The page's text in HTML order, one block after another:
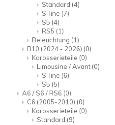
Standard (4)
S-line (7)
S5 (4)
RS5 (1)
Beleuchtung (1)
B10 (2024 - 2026) (0)
Karosserieteile (0)
Limousine / Avant (0)
S-line (6)
S5 (5)
A6 / S6 / RS6 (0)
C6 (2005-2010) (0)
Karosserieteile (0)
Standard (9)